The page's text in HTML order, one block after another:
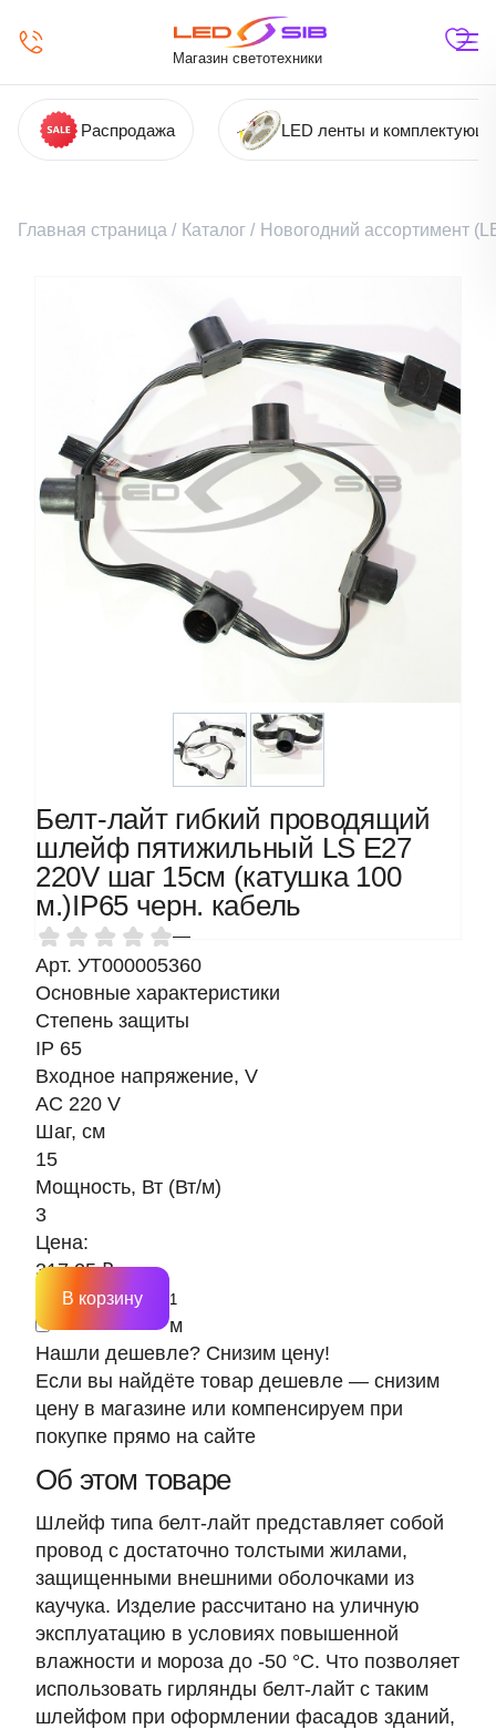
Магазин светотехники
Распродажа LED ленты и
Главная страница / Каталог / Новогодний ассортимент
Белт-лайт гибкий проводящий
шлейф пятижильный LS Е27
220V шаг 15см (катушка 100
м.)IP65 черн. кабель
—
Арт. УТ000005360
Основные характеристики
Степень защиты
IP 65
Входное напряжение, V
AC 220 V
Шаг, см
15
Мощность, Вт (Вт/м)
3
Цена:
317.25 ₽
м
В корзину
Нашли дешевле? Снизим цену!
Если вы найдёте товар дешевле — снизим
цену в магазине или компенсируем при
покупке прямо на сайте
Об этом товаре
Шлейф типа белт-лайт представляет собой
провод с достаточно толстыми жилами,
защищенными внешними оболочками из
каучука. Изделие рассчитано на уличную
эксплуатацию в условиях повышенной
влажности и мороза до -50 °C. Что позволяет
использовать гирлянды белт-лайт с таким
шлейфом при оформлении фасадов зданий,